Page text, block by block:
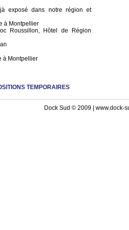
exposé dans notre région et
à Montpellier
Roussillon, Hôtel de Région
à Montpellier
TEMPORAIRES
Dock Sud © 2009 | www.dock-